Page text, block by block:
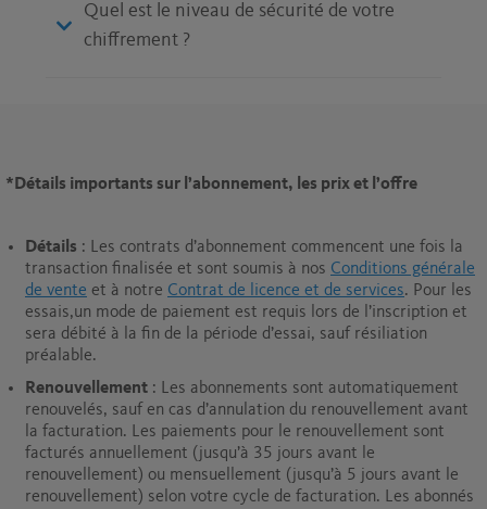
Quel est le niveau de sécurité de votre
chiffrement ?
* Détails importants sur l’abonnement, les prix et l’offre
Détails : Les contrats d’abonnement commencent une fois la
transaction finalisée et sont soumis à nos Conditions générale
de vente et à notre Contrat de licence et de services. Pour les
essais,un mode de paiement est requis lors de l’inscription et
sera débité à la fin de la période d’essai, sauf résiliation
préalable.
Renouvellement : Les abonnements sont automatiquement
renouvelés, sauf en cas d’annulation du renouvellement avant
la facturation. Les paiements pour le renouvellement sont
facturés annuellement (jusqu’à 35 jours avant le
renouvellement) ou mensuellement (jusqu’à 5 jours avant le
renouvellement) selon votre cycle de facturation. Les abonnés